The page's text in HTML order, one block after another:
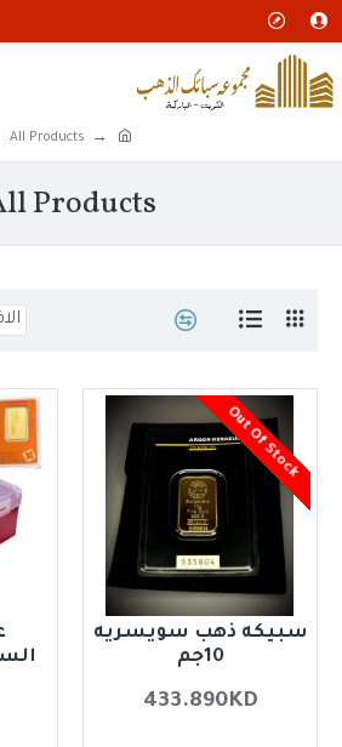
All Products
Products
Out Of Stock
سبيكه ذهب سويسريه
10جم
433.890KD